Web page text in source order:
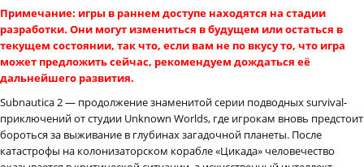
Примечание: игры в раннем доступе находятся на стадии
разработки. Они могут измениться в будущем или остаться в
текущем состоянии, так что, если вам не по вкусу то, что игра
может предложить сейчас, рекомендуем дождаться её
дальнейшего развития.
Subnautica 2 — продолжение знаменитой серии подводных survival-
приключений от студии Unknown Worlds, где игрокам вновь предстоит
бороться за выживание в глубинах загадочной планеты. После
катастрофы на колонизаторском корабле «Цикада» человечество